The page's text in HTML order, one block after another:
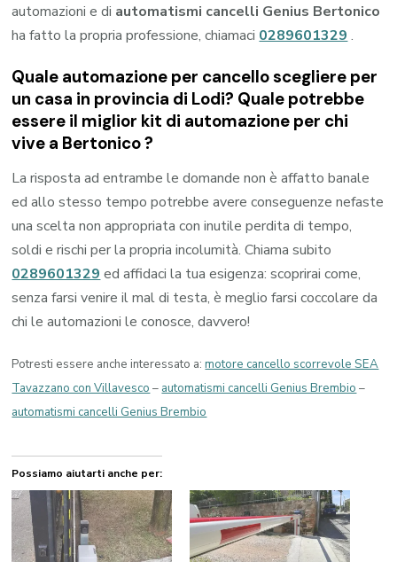
automazioni e di automatismi cancelli Genius Bertonico
ha fatto la propria professione, chiamaci 0289601329 .
Quale automazione per cancello scegliere per
un casa in provincia di Lodi? Quale potrebbe
essere il miglior kit di automazione per chi
vive a Bertonico?
La risposta ad entrambe le domande non è affatto banale
ed allo stesso tempo potrebbe avere conseguenze nefaste
una scelta non appropriata con inutile perdita di tempo,
soldi e rischi per la propria incolumità. Chiama subito
0289601329 ed affidaci la tua esigenza: scoprirai come,
senza farsi venire il mal di testa, è meglio farsi coccolare da
chi le automazioni le conosce, davvero!
Potresti essere anche interessato a:motore cancello scorrevole SEA
Tavazzano con Villavesco – automatismi cancelli Genius Brembio –
automatismi cancelli Genius Brembio
Possiamo aiutarti anche per: